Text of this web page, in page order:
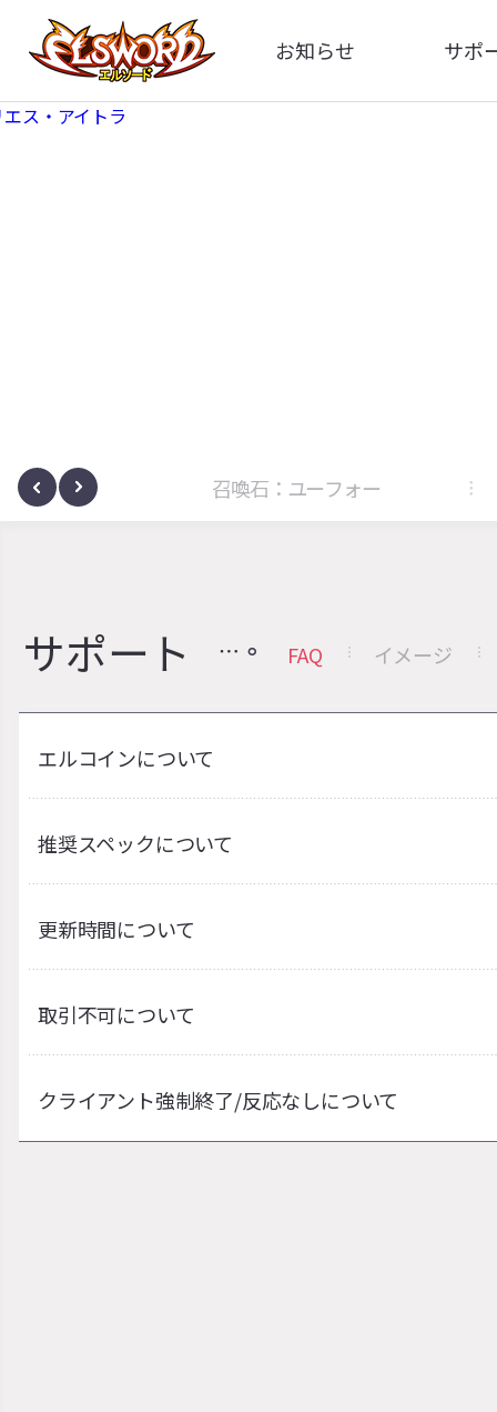
お知らせ
全体
サポ
サノヴァ 召喚石：ユーフォー
サポート FAQ イメージ
エルコインについて
推奨スペックについて
更新時間について
取引不可について
クライアント強制終了/反応なしについて